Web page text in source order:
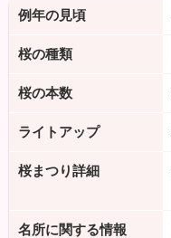
例年の見頃
桜の種類
桜の本数
ライトアップ
桜まつり詳細
名所に関する情報